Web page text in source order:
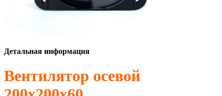
Детальная информация
Вентилятор осевой